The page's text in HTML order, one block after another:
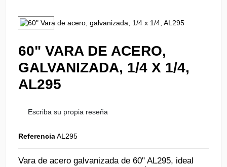
60" VARA DE ACERO,
GALVANIZADA, 1/4 X 1/4,
AL295
Escriba su propia reseña
ReferenciaAL295
Vara de acero galvanizada de 60" AL295, ideal